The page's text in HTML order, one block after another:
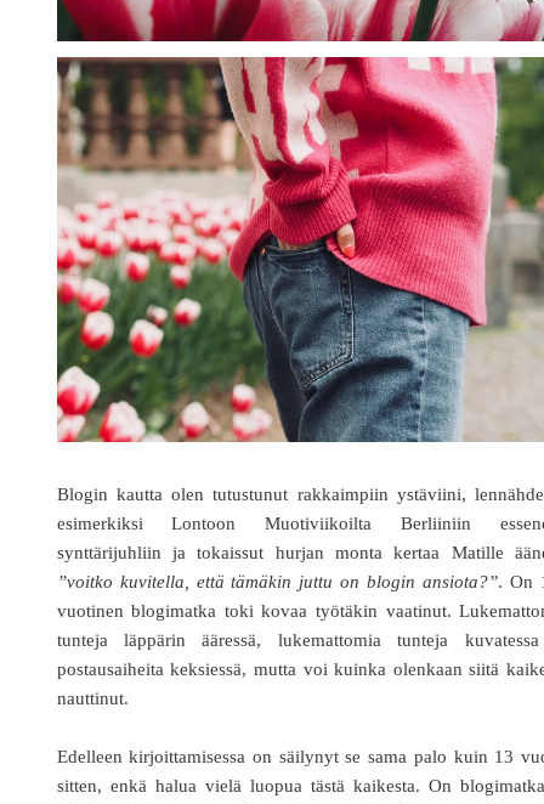
Blogin kautta olen tutustunut rakkaimpiin ystäviini,
esimerkiksi Lontoon Muotiviikoilta Berliiniin
synttärijuhliin ja tokaissut hurjan monta kertaa Matille
”voitko kuvitella, että tämäkin juttu on blogin ansiota?”. On
vuotinen blogimatka toki kovaa työtäkin vaatinut.
tunteja läppärin ääressä, lukemattomia tunteja
postausaiheita keksiessä, mutta voi kuinka olenkaan siitä
nauttinut.
Edelleen kirjoittamisessa on säilynyt se sama palo kuin 13
sitten, enkä halua vielä luopua tästä kaikesta. On